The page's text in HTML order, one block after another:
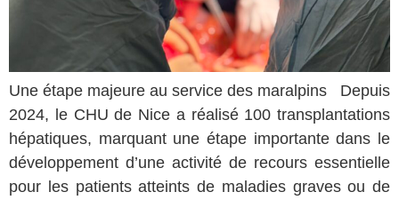
Une étape majeure au service des maralpins Depuis
2024, le CHU de Nice a réalisé 100 transplantations
hépatiques, marquant une étape importante dans le
développement d’une activité de recours essentielle
pour les patients atteints de maladies graves ou de